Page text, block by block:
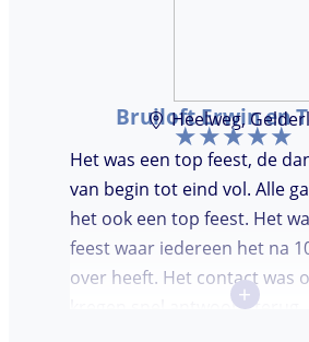
Bruiloft Erwin en
Heelweg,
Het was een top feest, de
van begin tot eind vol. Alle
het ook een top feest. Het
feest waar iedereen het na
over heeft. Het contact was
kregen snel antwoord terug.
+